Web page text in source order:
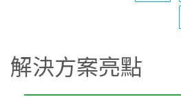
解決方案亮點